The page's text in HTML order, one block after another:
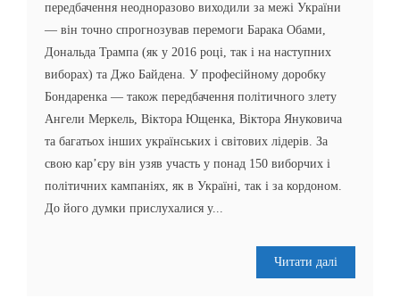
передбачення неодноразово виходили за межі України
— він точно спрогнозував перемоги Барака Обами,
Дональда Трампа (як у 2016 році, так і на наступних
виборах) та Джо Байдена. У професійному доробку
Бондаренка — також передбачення політичного злету
Ангели Меркель, Віктора Ющенка, Віктора Януковича
та багатьох інших українських і світових лідерів. За
свою кар’єру він узяв участь у понад 150 виборчих і
політичних кампаніях, як в Україні, так і за кордоном.
До його думки прислухалися у...
Читати далі